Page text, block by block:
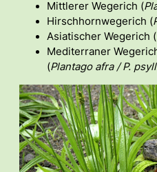
Mittlerer Wegerich (
Hirschhornwegerich (
Asiatischer Wegerich (
Mediterraner
(Plantago afra / P.